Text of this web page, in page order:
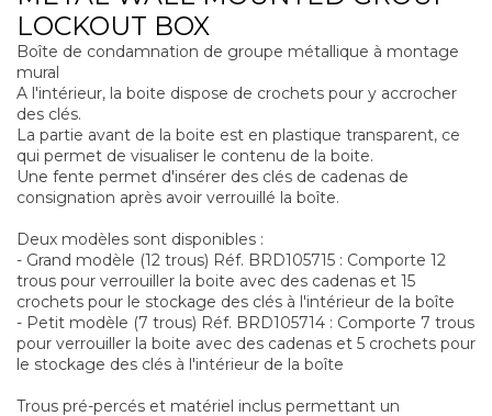
LOCKOUT BOX
Boîte de condamnation de groupe métallique à montage
mural
A l'intérieur, la boite dispose de crochets pour y accrocher
des clés.
La partie avant de la boite est en plastique transparent, ce
qui permet de visualiser le contenu de la boite.
Une fente permet d'insérer des clés de cadenas de
consignation après avoir verrouillé la boîte.
Deux modèles sont disponibles :
- Grand modèle (12 trous) Réf. BRD105715 : Comporte 12
trous pour verrouiller la boite avec des cadenas et 15
crochets pour le stockage des clés à l'intérieur de la boîte
- Petit modèle (7 trous) Réf. BRD105714 : Comporte 7 trous
pour verrouiller la boite avec des cadenas et 5 crochets pour
le stockage des clés à l'intérieur de la boîte
Trous pré-percés et matériel inclus permettant un